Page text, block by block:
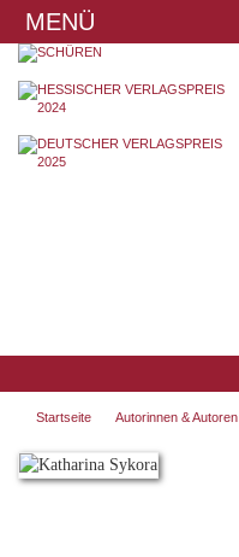
MENÜ
Startseite Autorinnen & Autoren